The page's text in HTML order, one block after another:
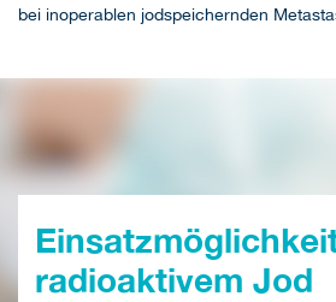
bei inoperablen jodspeichernden
radioaktivem Jod